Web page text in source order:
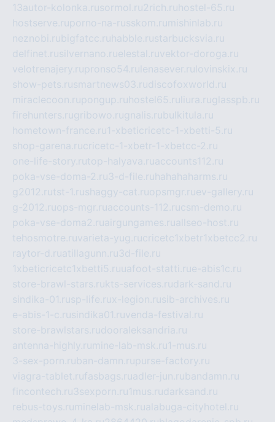
13autor-kolonka.rusormol.ru2rich.ru hostel-65.ru
hostserve.ruporno-na-russkom.ru mishinlab.ru
neznobi.rubigfatcc.ru habble.rustarbucksvia.ru
delfinet.rusilvernano.ruelestal.ruvektor-doroga.ru
velotrenajery.rupronso54.ru lenasever.ru lovinskix.ru
show-pets.rusmartnews03.rudiscofoxworld.ru
miraclecoon.rupongup.ru hostel65.ru liura.ruglasspb.ru
firehunters.rugribowo.rugnalis.rubulkitula.ru
hometown-france.ru1-xbeticricetc-1-xbetti-5.ru
shop-garena.rucricetc-1-xbetr-1-xbetcc-2.ru
one-life-story.rutop-halyava.ruaccounts112.ru
poka-vse-doma-2.ru3-d-file.ru hahahaharms.ru
g2012.rutst-1.rushaggy-cat.ruopsmgr.ruev-gallery.ru
g-2012.ruops-mgr.ruaccounts-112.rucsm-demo.ru
poka-vse-doma2.ruairgungames.ruallseo-host.ru
tehosmotre.ruvarieta-yug.rucricetc1xbetr1xbetcc2.ru
raytor-d.ruatillagunn.ru3d-file.ru
1xbeticricetc1xbetti5.ruuafoot-statti.rue-abis1c.ru
store-brawl-stars.rukts-services.rudark-sand.ru
sindika-01.rusp-life.rux-legion.rusib-archives.ru
e-abis-1-c.rusindika01.ruvenda-festival.ru
store-brawlstars.rudooraleksandria.ru
antenna-highly.ru mine-lab-msk.ru1-mus.ru
3-sex-porn.ruban-damn.rupurse-factory.ru
viagra-tablet.rufasbags.ruadler-jun.rubandamn.ru
fincontech.ru3sexporn.ru1mus.rudarksand.ru
rebus-toys.ru minelab-msk.rualabuga-cityhotel.ru